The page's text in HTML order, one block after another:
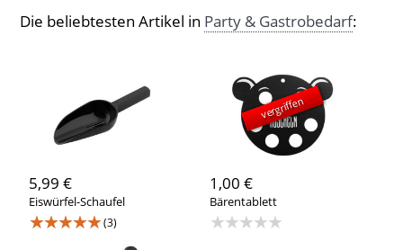
Die beliebtesten Artikel in Party & Gastrobedarf:
5,99 €
Eiswürfel-Schaufel
★★★★★(3)
vergriffen
1,00 €
Bärentablett
★★★★★